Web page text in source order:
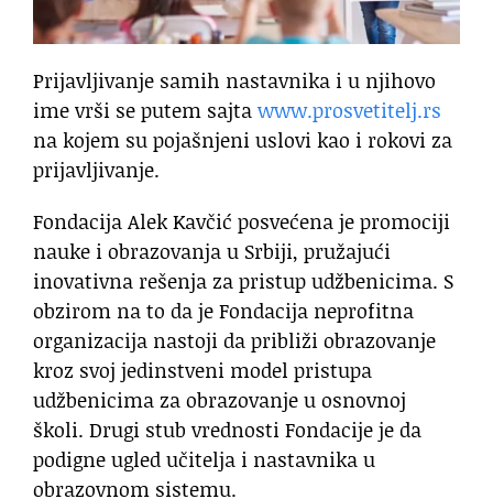
Prijavljivanje samih nastavnika i u njihovo
ime vrši se putem sajtawww.prosvetitelj.rs
na kojem su pojašnjeni uslovi kao i rokovi za
prijavljivanje.
Fondacija Alek Kavčić posvećena je promociji
nauke i obrazovanja u Srbiji, pružajući
inovativna rešenja za pristup udžbenicima. S
obzirom na to da je Fondacija neprofitna
organizacija nastoji da približi obrazovanje
kroz svoj jedinstveni model pristupa
udžbenicima za obrazovanje u osnovnoj
školi. Drugi stub vrednosti Fondacije je da
podigne ugled učitelja i nastavnika u
obrazovnom sistemu.